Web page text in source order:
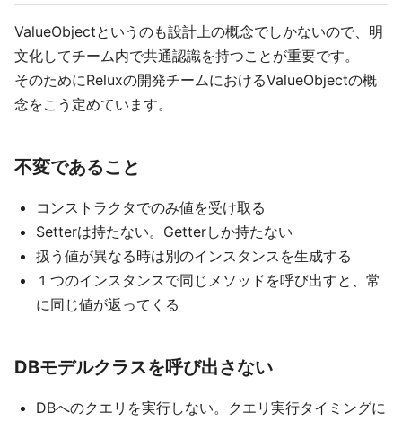
ValueObjectというのも設計上の概念でしかないので、明
文化してチーム内で共通認識を持つことが重要です。
そのためにReluxの開発チームにおけるValueObjectの概
念をこう定めています。
不変であること
コンストラクタでのみ値を受け取る
Setterは持たない。Getterしか持たない
扱う値が異なる時は別のインスタンスを生成する
１つのインスタンスで同じメソッドを呼び出すと、常
に同じ値が返ってくる
DBモデルクラスを呼び出さない
DBへのクエリを実行しない。クエリ実行タイミングに